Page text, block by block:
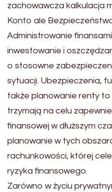
zachowawcza kalkulacja
Konto ale
Administrowanie
inwestowanie i
o stosowne
sytuacji. Ubezpieczenia,
także planowanie renty
trzymają na celu
finansowej w dłuższym
planowanie w tych
rachunkowości, której
ryzyka finansowego.
Zarówno w życiu